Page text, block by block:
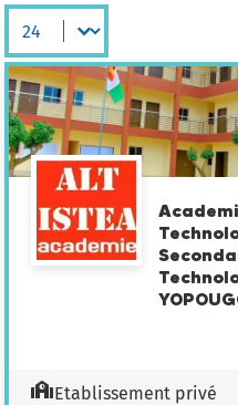
résultats par page :
Etablissement privé